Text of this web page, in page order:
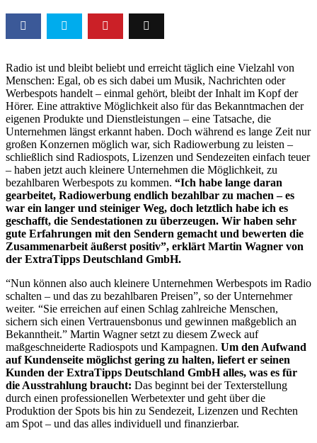
Radio ist und bleibt beliebt und erreicht täglich eine Vielzahl von
Menschen: Egal, ob es sich dabei um Musik, Nachrichten oder
Werbespots handelt – einmal gehört, bleibt der Inhalt im Kopf der
Hörer. Eine attraktive Möglichkeit also für das Bekanntmachen der
eigenen Produkte und Dienstleistungen – eine Tatsache, die
Unternehmen längst erkannt haben. Doch während es lange Zeit nur
großen Konzernen möglich war, sich Radiowerbung zu leisten –
schließlich sind Radiospots, Lizenzen und Sendezeiten einfach teuer
– haben jetzt auch kleinere Unternehmen die Möglichkeit, zu
bezahlbaren Werbespots zu kommen. “Ich habe lange daran
gearbeitet, Radiowerbung endlich bezahlbar zu machen – es
war ein langer und steiniger Weg, doch letztlich habe ich es
geschafft, die Sendestationen zu überzeugen. Wir haben sehr
gute Erfahrungen mit den Sendern gemacht und bewerten die
Zusammenarbeit äußerst positiv”, erklärt Martin Wagner von
der ExtraTipps Deutschland GmbH.
“Nun können also auch kleinere Unternehmen Werbespots im Radio
schalten – und das zu bezahlbaren Preisen”, so der Unternehmer
weiter. “Sie erreichen auf einen Schlag zahlreiche Menschen,
sichern sich einen Vertrauensbonus und gewinnen maßgeblich an
Bekanntheit.” Martin Wagner setzt zu diesem Zweck auf
maßgeschneiderte Radiospots und Kampagnen. Um den Aufwand
auf Kundenseite möglichst gering zu halten, liefert er seinen
Kunden der ExtraTipps Deutschland GmbH alles, was es für
die Ausstrahlung braucht: Das beginnt bei der Texterstellung
durch einen professionellen Werbetexter und geht über die
Produktion der Spots bis hin zu Sendezeit, Lizenzen und Rechten
am Spot – und das alles individuell und finanzierbar.